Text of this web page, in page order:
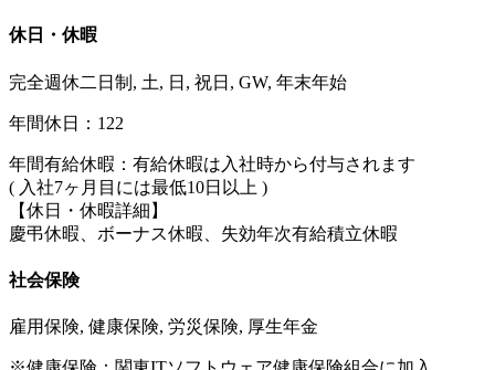
休日・休暇
完全週休二日制, 土, 日, 祝日, GW, 年末年始
年間休日：122
年間有給休暇：有給休暇は入社時から付与されます
( 入社7ヶ月目には最低10日以上 )
【休日・休暇詳細】
慶弔休暇、ボーナス休暇、失効年次有給積立休暇
社会保険
雇用保険, 健康保険, 労災保険, 厚生年金